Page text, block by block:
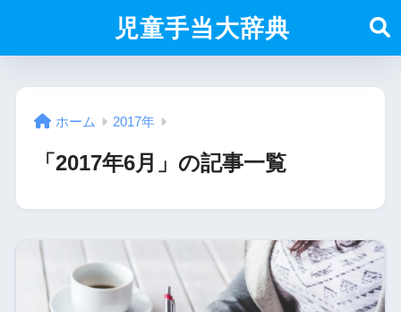
児童手当大辞典
ホーム 2017年
「2017年6月」の記事一覧